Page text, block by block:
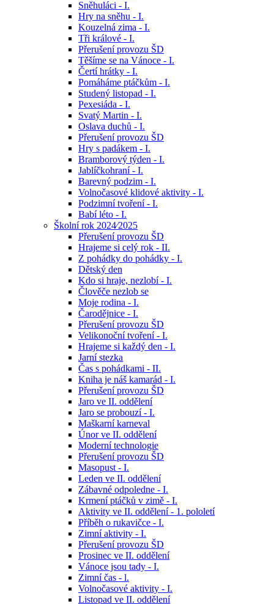
Sněhuláci - I.
Hry na sněhu - I.
Kouzelná zima - I.
Tři králové - I.
Přerušení provozu ŠD
Těšíme se na Vánoce - I.
Čertí hrátky - I.
Pomáháme ptáčkům - I.
Studený listopad - I.
Pexesiáda - I.
Svatý Martin - I.
Oslava duchů - I.
Přerušení provozu ŠD
Hry s padákem - I.
Bramborový týden - I.
Jablíčkohraní - I.
Barevný podzim - I.
Volnočasové klidové aktivity - I.
Podzimní tvoření - I.
Babí léto - I.
Školní rok 2024⁄2025
Přerušení provozu ŠD
Hrajeme si celý rok - II.
Z pohádky do pohádky - I.
Dětský den
Kdo si hraje, nezlobí - I.
Člověče nezlob se
Moje rodina - I.
Čarodějnice - I.
Přerušení provozu ŠD
Velikonoční tvoření - I.
Hrajeme si každý den - I.
Jarní stezka
Čas s pohádkami - II.
Kniha je náš kamarád - I.
Přerušení provozu ŠD
Jaro ve II. oddělení
Jaro se probouzí - I.
Maškarní karneval
Únor ve II. oddělení
Moderní technologie
Přerušení provozu ŠD
Masopust - I.
Leden ve II. oddělení
Zábavné odpoledne - I.
Krmení ptáčků v zimě - I.
Aktivity ve II. oddělení - 1. pololetí
Příběh o rukavičce - I.
Zimní aktivity - I.
Přerušení provozu ŠD
Prosinec ve II. oddělení
Vánoce jsou tady - I.
Zimní čas - l.
Volnočasové aktivity - I.
Listopad ve II. oddělení